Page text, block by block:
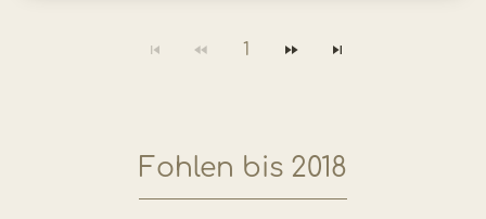
1
Fohlen bis 2018